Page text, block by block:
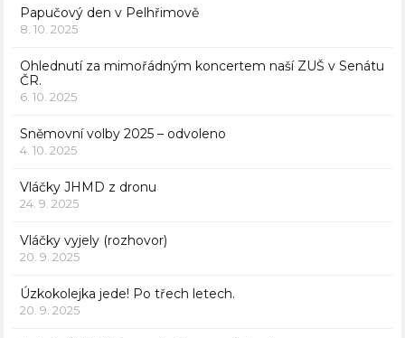
Papučový den v Pelhřimově
8. 10. 2025
Ohlednutí za mimořádným koncertem naší ZUŠ v Senátu
ČR.
6. 10. 2025
Sněmovní volby 2025 – odvoleno
4. 10. 2025
Vláčky JHMD z dronu
24. 9. 2025
Vláčky vyjely (rozhovor)
20. 9. 2025
Úzkokolejka jede! Po třech letech.
20. 9. 2025